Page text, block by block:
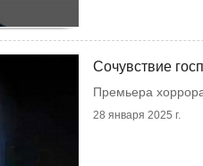
Сочувствие
Премьера
28 января 2025 г.